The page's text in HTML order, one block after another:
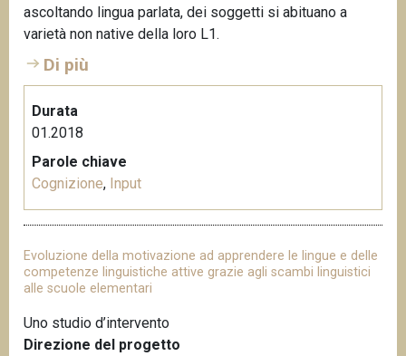
ascoltando lingua parlata, dei soggetti si abituano a
varietà non native della loro L1.
Di più
Durata
01.2018
Parole chiave
Cognizione, Input
Evoluzione della motivazione ad apprendere le lingue e delle
competenze linguistiche attive grazie agli scambi linguistici
alle scuole elementari
Uno studio d’intervento
Direzione del progetto